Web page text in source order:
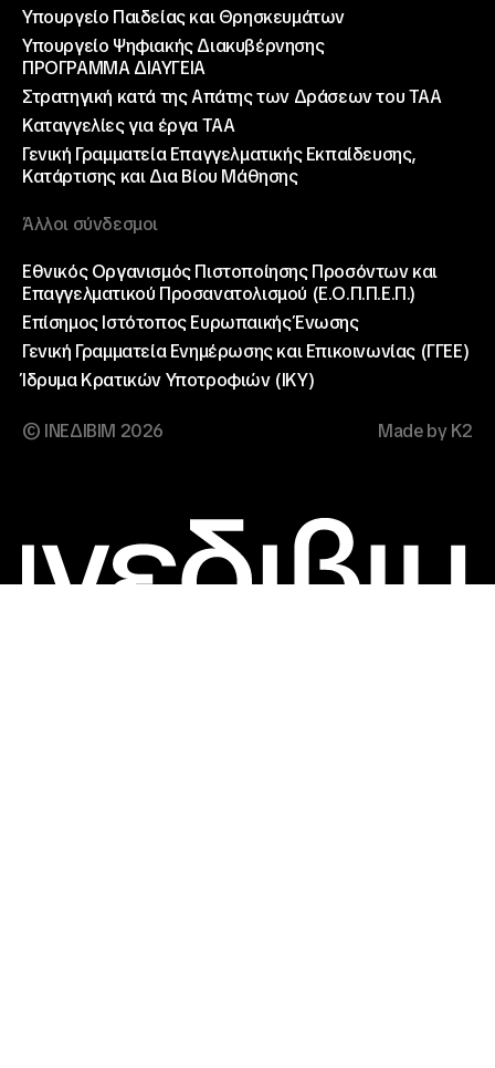
Υπουργείο Παιδείας και Θρησκευμάτων
Υπουργείο Ψηφιακής Διακυβέρνησης
ΠΡΟΓΡΑΜΜΑ ΔΙΑΥΓΕΙΑ
Στρατηγική κατά της Απάτης των Δράσεων του ΤΑΑ
Καταγγελίες για έργα ΤΑΑ
Γενική Γραμματεία Επαγγελματικής Εκπαίδευσης,
Κατάρτισης και Δια Βίου Μάθησης
Άλλοι σύνδεσμοι
Εθνικός Οργανισμός Πιστοποίησης Προσόντων και
Επαγγελματικού Προσανατολισμού (Ε.Ο.Π.Π.Ε.Π.)
Επίσημος Ιστότοπος Ευρωπαικής Ένωσης
Γενική Γραμματεία Ενημέρωσης και Επικοινωνίας (ΓΓΕΕ)
Ίδρυμα Κρατικών Υποτροφιών (ΙΚΥ)
© ΙΝΕΔΙΒΙΜ 2026 Made by K2